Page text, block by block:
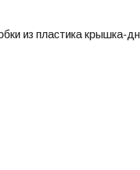
из пластика крышка-